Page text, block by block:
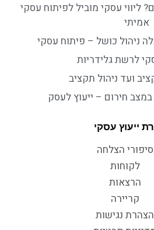
ליווי עסקי מוביל לפיתוח עסקי
אמיתי
ניהול כושל – פיתוח עסקי
לרשת גלידריות
ועד ניהול תקציב
במצב חירום – ייעוץ לעסק
ייעוץ עסקי
סיפורי הצלחה
לקוחות
הרצאות
קריירה
הצהרת נגישות